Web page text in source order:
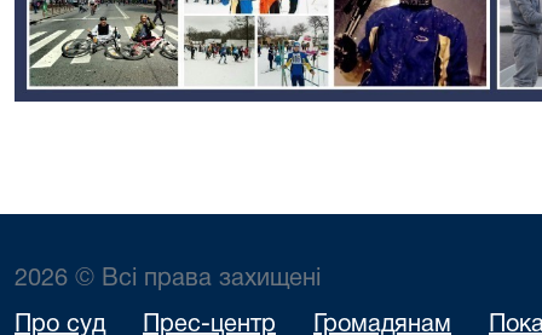
2026 © Всі права захищені
Про суд Прес-центр Громадянам